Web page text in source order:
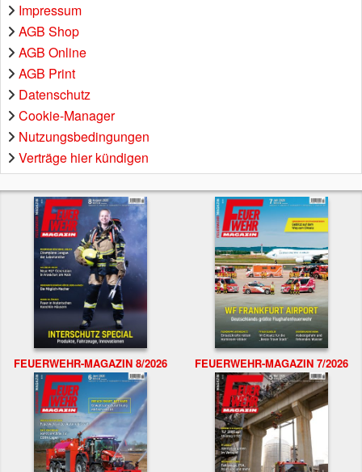
Impressum
AGB Shop
AGB Online
AGB Print
Datenschutz
Cookie-Manager
Nutzungsbedingungen
Verträge hier kündigen
FEUERWEHR-MAGAZIN 8/2026 FEUERWEHR-MAGAZIN 7/2026